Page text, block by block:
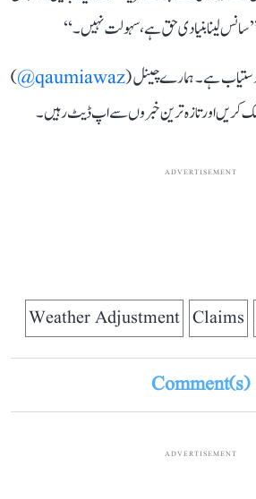
لینا بنیادی حق ہے، سہولت نہیں۔‘‘
دستیاب ہے۔ ہمارے چینل (qaumiawaz@
)
کریں اور تازہ ترین خبروں سے اپ ڈیٹ رہیں۔
ADVERTISEMENT
Claims
Weather Adjustment
Comment(s)
ADVERTISEMENT